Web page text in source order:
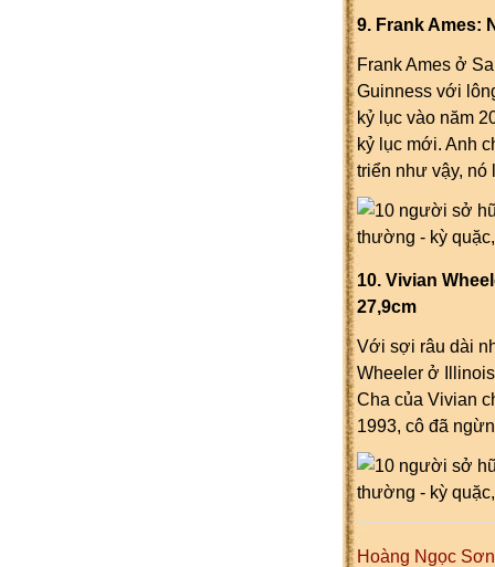
9. Frank Ames:
Frank Ames ở
Guinness với
kỷ lục vào năm
kỷ lục mới. Anh
triển như vậy, nó
10. Vivian
27,9cm
Với sợi râu dài
Wheeler ở
Cha của Vivian
1993, cô đã
Hoàng Ngọc Sơn